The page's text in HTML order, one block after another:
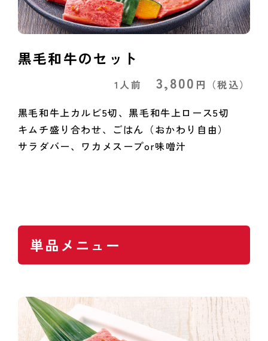
黒毛和牛のセット
1人前 3,800 円 （税込）
黒毛和牛上カルビ5切、黒毛和牛上ロース5切
キムチ盛り合わせ、ごはん（おかわり自由）
サラダバー、ワカメスープor味噌汁
単品メニュー